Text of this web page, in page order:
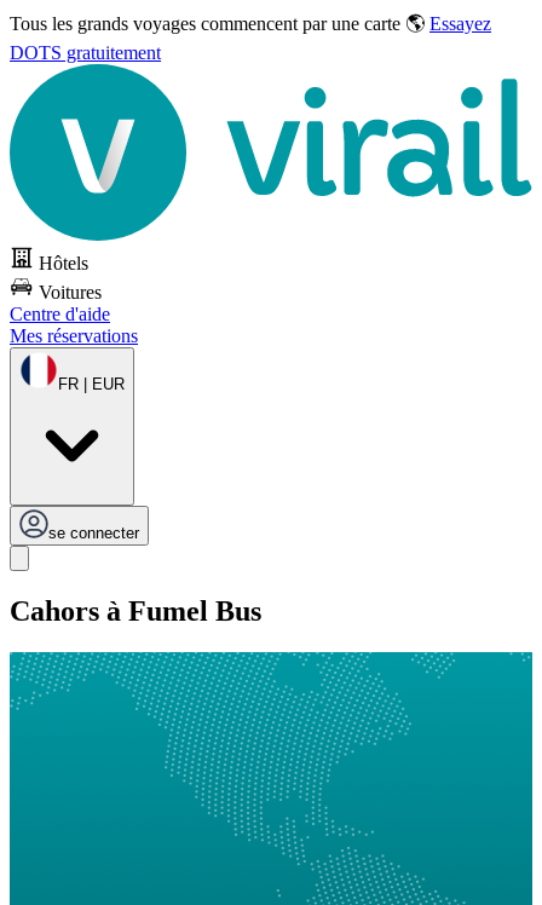
Tous les grands voyages commencent par une carte 🌎 Essayez
DOTS gratuitement
Hôtels
Voitures
Centre d'aide
Mes réservations
FR | EUR
se connecter
Cahors à Fumel Bus